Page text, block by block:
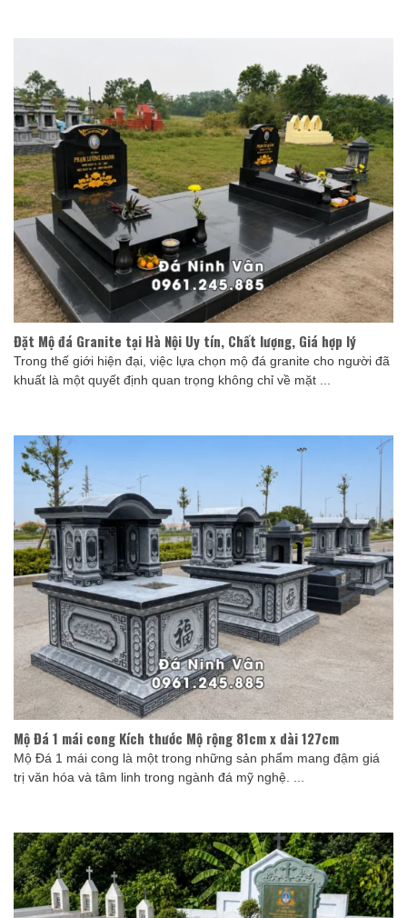
Đặt Mộ đá Granite tại Hà Nội Uy tín, Chất lượng, Giá hợp lý
Trong thế giới hiện đại, việc lựa chọn mộ đá granite cho người đã
khuất là một quyết định quan trọng không chỉ về mặt ...
Mộ Đá 1 mái cong Kích thước Mộ rộng 81cm x dài 127cm
Mộ Đá 1 mái cong là một trong những sản phẩm mang đậm giá
trị văn hóa và tâm linh trong ngành đá mỹ nghệ. ...